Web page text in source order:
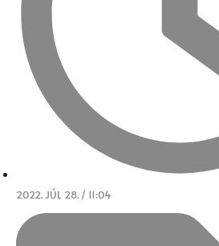
2022. JÚL 28. / 11:04